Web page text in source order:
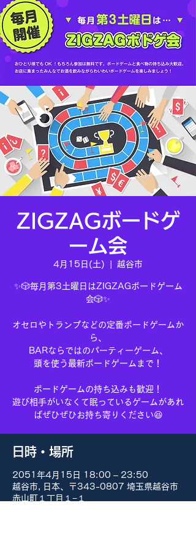
ZIGZAGボードゲ
ーム会
4月15日(土) 越谷市
✨🎲毎月第3土曜日はZIGZAGボードゲーム
会🎲✨
オセロやトランプなどの定番ボードゲームか
ら、
BARならではのパーティーゲーム、
頭を使う最新ボードゲームまで！
ボードゲームの持ち込みも歓迎！
遊び相手がいなくて眠っているゲームがあれ
ばぜひぜひお持ち寄りください😆
日時・場所
2051年4月15日 18:00 – 23:50
越谷市, 日本、〒343-0807 埼玉県越谷市
赤山町１丁目１−１